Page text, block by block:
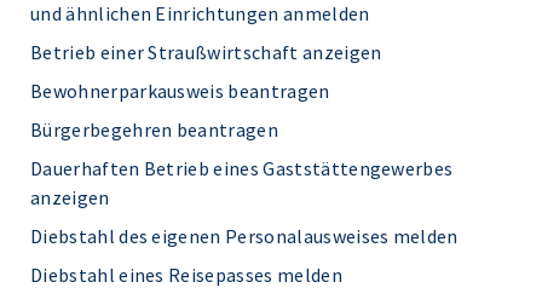
und ähnlichen Einrichtungen anmelden
Betrieb einer Straußwirtschaft anzeigen
Bewohnerparkausweis beantragen
Bürgerbegehren beantragen
Dauerhaften Betrieb eines Gaststättengewerbes
anzeigen
Diebstahl des eigenen Personalausweises melden
Diebstahl eines Reisepasses melden